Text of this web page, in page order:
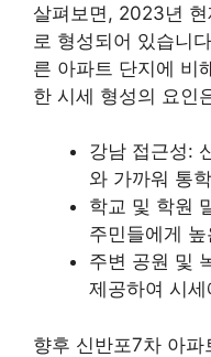
살펴보면, 2023년
로 형성되어 있습니
른 아파트 단지에 비
한 시세 형성의 요인
강남 접근성:
와 가까워 통
학교 및 학원
주민들에게
주변 공원 및
제공하여 시
향후 신반포7차 아